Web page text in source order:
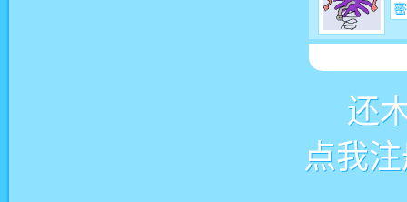
还
点我